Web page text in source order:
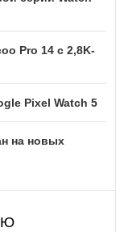
Pro 14 с 2,8K-
Pixel Watch 5
на новых